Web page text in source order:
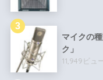
マイクの
ク」
11,949ビュ